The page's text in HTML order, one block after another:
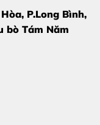
P.Long Bình,
bò Tám Năm